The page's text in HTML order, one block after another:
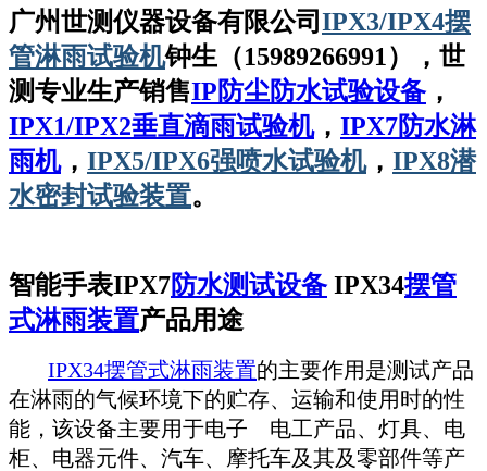
广州世测仪器设备有限公司IPX3/IPX4摆
管淋雨试验机钟生（15989266991），世
测专业生产销售IP防尘防水试验设备，
IPX1/IPX2垂直滴雨试验机， IPX7防水淋
雨机， IPX5/IPX6强喷水试验机， IPX8潜
水密封试验装置。
智能手表IPX7防水测试设备IPX34摆管
式淋雨装置产品用途
IPX34摆管式淋雨装置的主要作用是测试产品
在淋雨的气候环境下的贮存、运输和使用时的性
能，该设备主要用于电子 电工产品、灯具、电
柜、电器元件、汽车、摩托车及其及零部件等产